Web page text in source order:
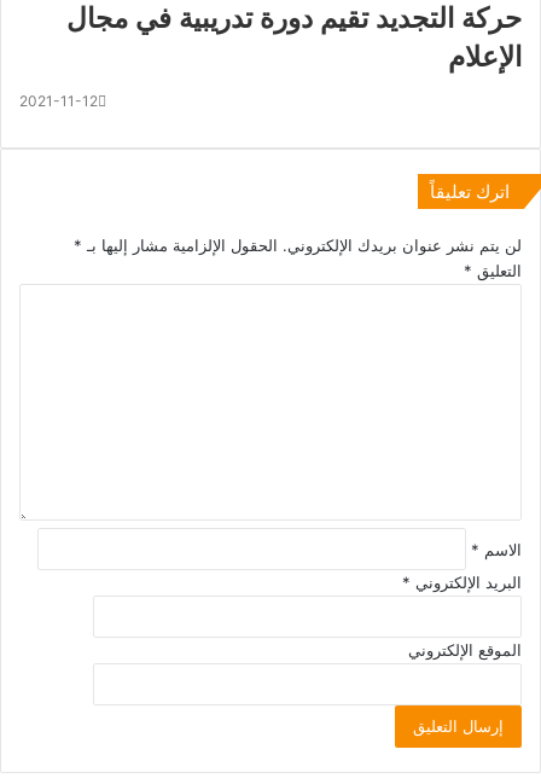
حركة التجديد تقيم دورة تدريبية في مجال
الإعلام
2021-11-12
اترك تعليقاً
لن يتم نشر عنوان بريدك الإلكتروني. الحقول الإلزامية مشار إليها بـ *
التعليق *
الاسم *
البريد الإلكتروني *
الموقع الإلكتروني